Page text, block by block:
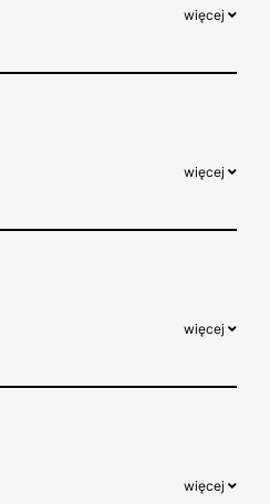
więcej
więcej
więcej
więcej